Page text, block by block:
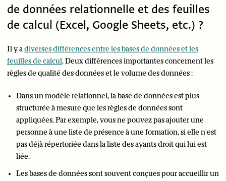
de données relationnelle et des feuilles
de calcul (Excel, Google Sheets, etc.) ?
Il y adiverses différences entre les bases de données et les
feuilles de calcul. Deux différences importantes concernent les
règles de qualité des données et le volume des données :
Dans un modèle relationnel, la base de données est plus
structurée à mesure que les règles de données sont
appliquées. Par exemple, vous ne pouvez pas ajouter une
personne à une liste de présence à une formation, si elle n'est
pas déjà répertoriée dans la liste des ayants droit qui lui est
liée.
Les bases de données sont souvent conçues pour accueillir un